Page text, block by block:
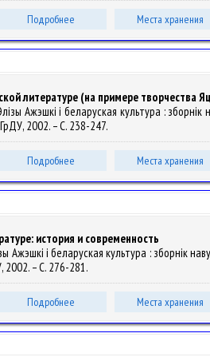
Подробнее Места хранения
литературе (на примере творчества
Ажэшкі і беларуская культура : зборнiк
2002. – С. 238-247.
Подробнее Места хранения
история и современность
Ажэшкі і беларуская культура : зборнiк
2002. – С. 276-281.
Подробнее Места хранения